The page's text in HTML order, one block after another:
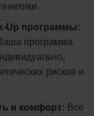
Up программы:
программа
рисков и
и комфорт: Все